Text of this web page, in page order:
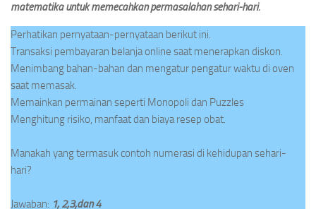
matematika untuk memecahkan permasalahan sehari-hari.
Perhatikan pernyataan-pernyataan berikut ini.
Transaksi pembayaran belanja online saat menerapkan diskon.
Menimbang bahan-bahan dan mengatur pengatur waktu di oven
saat memasak.
Memainkan permainan seperti Monopoli dan Puzzles
Menghitung risiko, manfaat dan biaya resep obat.
Manakah yang termasuk contoh numerasi di kehidupan sehari-
hari?
Jawaban: 1, 2,3,dan 4